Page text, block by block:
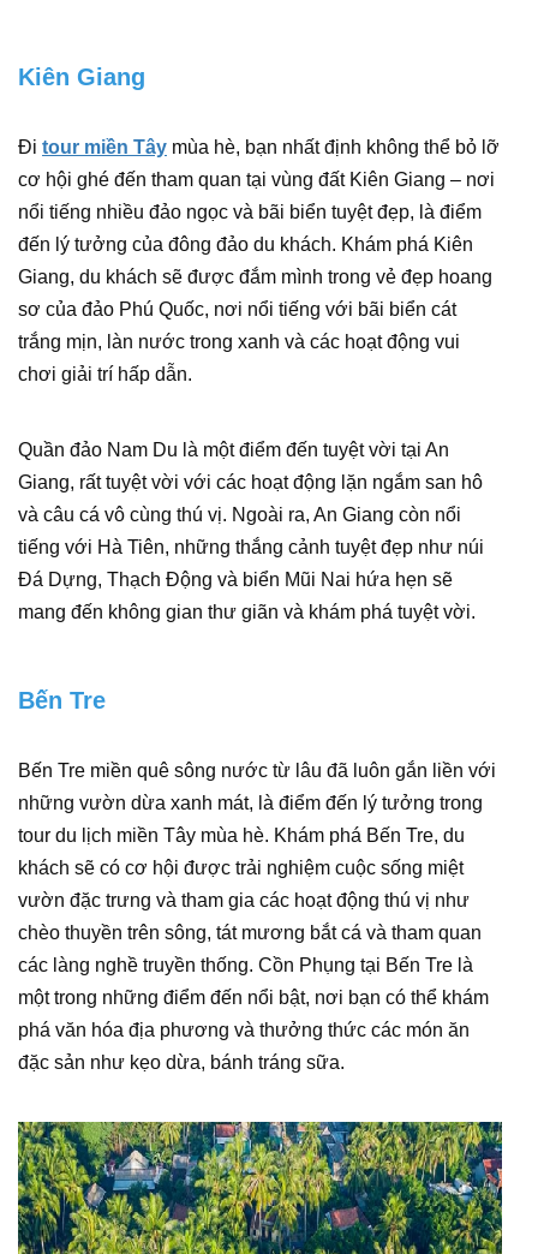
Kiên Giang
Đi tour miền Tây mùa hè, bạn nhất định không thể bỏ lỡ
cơ hội ghé đến tham quan tại vùng đất Kiên Giang – nơi
nổi tiếng nhiều đảo ngọc và bãi biển tuyệt đẹp, là điểm
đến lý tưởng của đông đảo du khách. Khám phá Kiên
Giang, du khách sẽ được đắm mình trong vẻ đẹp hoang
sơ của đảo Phú Quốc, nơi nổi tiếng với bãi biển cát
trắng mịn, làn nước trong xanh và các hoạt động vui
chơi giải trí hấp dẫn.
Quần đảo Nam Du là một điểm đến tuyệt vời tại An
Giang, rất tuyệt vời với các hoạt động lặn ngắm san hô
và câu cá vô cùng thú vị. Ngoài ra, An Giang còn nổi
tiếng với Hà Tiên, những thắng cảnh tuyệt đẹp như núi
Đá Dựng, Thạch Động và biển Mũi Nai hứa hẹn sẽ
mang đến không gian thư giãn và khám phá tuyệt vời.
Bến Tre
Bến Tre miền quê sông nước từ lâu đã luôn gắn liền với
những vườn dừa xanh mát, là điểm đến lý tưởng trong
tour du lịch miền Tây mùa hè. Khám phá Bến Tre, du
khách sẽ có cơ hội được trải nghiệm cuộc sống miệt
vườn đặc trưng và tham gia các hoạt động thú vị như
chèo thuyền trên sông, tát mương bắt cá và tham quan
các làng nghề truyền thống. Cồn Phụng tại Bến Tre là
một trong những điểm đến nổi bật, nơi bạn có thể khám
phá văn hóa địa phương và thưởng thức các món ăn
đặc sản như kẹo dừa, bánh tráng sữa.